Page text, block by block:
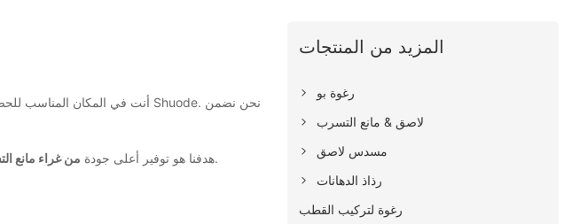
أنت في المكان المناسب
هدفنا هو توفير أعلى جودة من غراء مانع لعملائنا على المدى الطويل وسوف نتعاون بنشاط مع عملائنا لتقديم حلول فعالة وفوائد من حيث التكلفة.
المزيد من المنتجات
رغوة بو
لاصق & مانع التسرب
مسدس لاصق
رذاذ الدهانات
رغوة لتركيب القطب